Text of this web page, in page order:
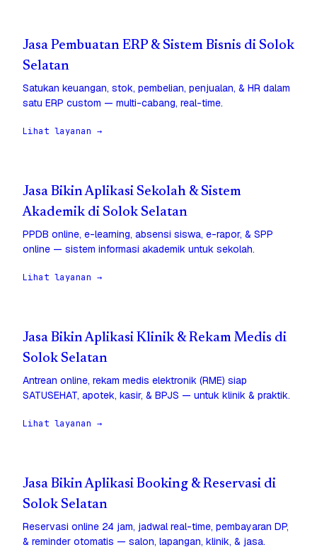
Jasa Pembuatan ERP & Sistem Bisnis di Solok
Selatan
Satukan keuangan, stok, pembelian, penjualan, & HR dalam
satu ERP custom — multi-cabang, real-time.
Lihat layanan →
Jasa Bikin Aplikasi Sekolah & Sistem
Akademik di Solok Selatan
PPDB online, e-learning, absensi siswa, e-rapor, & SPP
online — sistem informasi akademik untuk sekolah.
Lihat layanan →
Jasa Bikin Aplikasi Klinik & Rekam Medis di
Solok Selatan
Antrean online, rekam medis elektronik (RME) siap
SATUSEHAT, apotek, kasir, & BPJS — untuk klinik & praktik.
Lihat layanan →
Jasa Bikin Aplikasi Booking & Reservasi di
Solok Selatan
Reservasi online 24 jam, jadwal real-time, pembayaran DP,
& reminder otomatis — salon, lapangan, klinik, & jasa.